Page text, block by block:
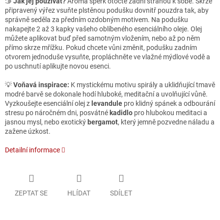
připravený výřez vsuňte plstěnou podušku dovnitř pouzdra tak, aby
správně seděla za předním ozdobným motivem. Na podušku
nakapejte 2 až 3 kapky vašeho oblíbeného esenciálního oleje. Olej
můžete aplikovat buď před samotným vložením, nebo až po něm
přímo skrze mřížku. Pokud chcete vůni změnit, podušku zadním
otvorem jednoduše vysuňte, propláchněte ve vlažné mýdlové vodě a
po uschnutí aplikujte novou esenci.
💡Voňavá inspirace: K mystickému motivu spirály a uklidňující tmavě
modré barvě se dokonale hodí hluboké, meditační a uvolňující vůně.
Vyzkoušejte esenciální olej z levandule pro klidný spánek a odbourání
stresu po náročném dni, posvátné kadidlo pro hlubokou meditaci a
jasnou mysl, nebo exotický bergamot, který jemně pozvedne náladu a
zažene úzkost.
Detailní informace
ZEPTAT SE HLÍDAT SDÍLET